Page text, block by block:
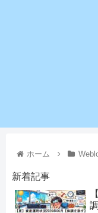
ホーム
新着記事